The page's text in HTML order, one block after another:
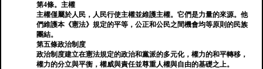
第4條。主權
主權僅屬於人民，人民行使主權並維護主權。它們是力量的來源。他
們維護本《憲法》規定的平等，公正和公民之間機會均等原則的民族
團結。
第五條政治制度
政治制度建立在憲法規定的政治和黨派的多元化，權力的和平轉移，
權力的分立與平衡，權威與責任並尊重人權與自由的基礎之上。